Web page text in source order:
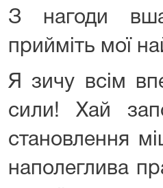
З нагоди
прийміть мої
Я зичу всім
сили! Хай
становлення
наполеглива